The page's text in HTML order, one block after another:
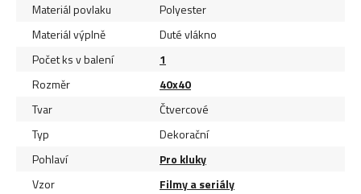
Materiál povlaku
Polyester
Materiál výplně
Duté vlákno
Počet ks v balení
1
Rozměr
40x40
Tvar
Čtvercové
Typ
Dekorační
Pohlaví
Pro kluky
Vzor
Filmy a seriály